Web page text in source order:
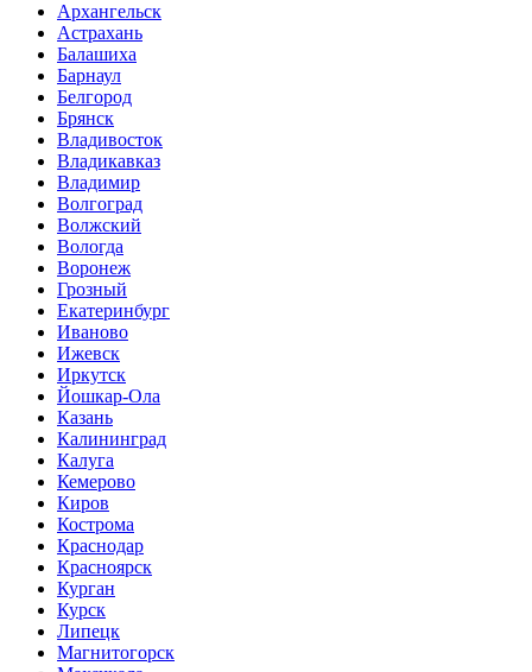
Архангельск
Астрахань
Балашиха
Барнаул
Белгород
Брянск
Владивосток
Владикавказ
Владимир
Волгоград
Волжский
Вологда
Воронеж
Грозный
Екатеринбург
Иваново
Ижевск
Иркутск
Йошкар-Ола
Казань
Калининград
Калуга
Кемерово
Киров
Кострома
Краснодар
Красноярск
Курган
Курск
Липецк
Магнитогорск